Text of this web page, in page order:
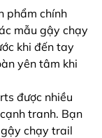
phẩm chính
mẫu gậy chạy
khi đến tay
yên tâm khi
được nhiều
tranh. Bạn
chạy trail